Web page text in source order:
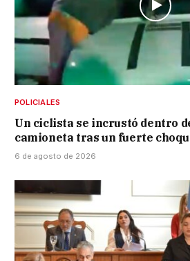
POLICIALES
Un ciclista se incrustó dentro
camioneta tras un fuerte
6 de agosto de 2026